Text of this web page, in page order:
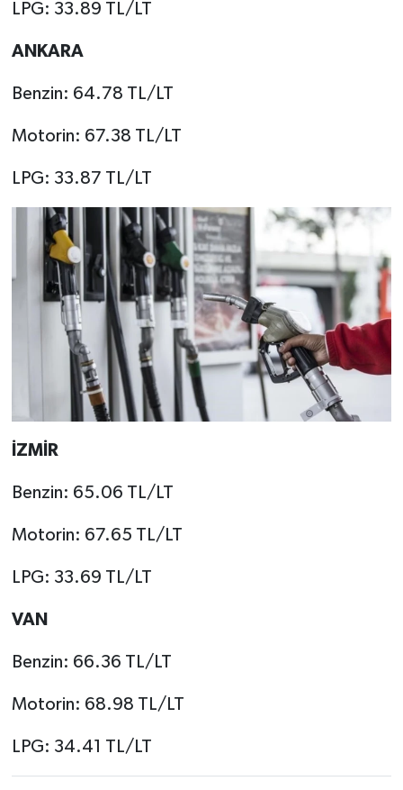
LPG: 33.89 TL/LT
ANKARA
Benzin: 64.78 TL/LT
Motorin: 67.38 TL/LT
LPG: 33.87 TL/LT
İZMİR
Benzin: 65.06 TL/LT
Motorin: 67.65 TL/LT
LPG: 33.69 TL/LT
VAN
Benzin: 66.36 TL/LT
Motorin: 68.98 TL/LT
LPG: 34.41 TL/LT